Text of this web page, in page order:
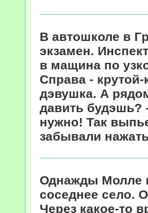
В автошколе в
экзамен.
в мащина по
Спpава -
дэвушка. А
давить будэшь?
нужно! Так
забывали
Однажды Молле
соседнее село.
Через какое-то